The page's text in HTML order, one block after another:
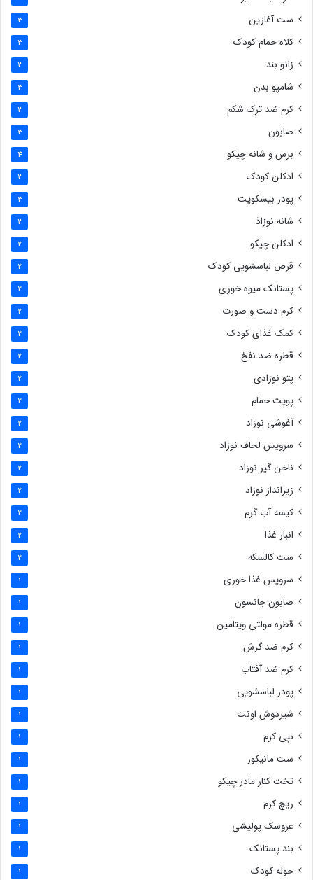
ست آغازین 3
کلاه حمام کودک 3
زانو بند 3
شامپو بدن 3
کرم ضد ترک شکم 3
صابون 3
برس و شانه چیکو 4
ادکلن کودک 3
پودر بیسکویت 3
شانه نوزاذ 3
ادکلن چیکو 2
قرص لباسشویی کودک 2
پستانک میوه خوری 2
کرم دست و صورت 2
کمک غذای کودک 2
قطره ضد نفخ 2
پتو نوزادی 2
پوپت حمام 2
آغوشی نوزاد 2
سرویس لحاف نوزاد 2
ناخن گیر نوزاد 2
زیرانداز نوزاد 2
کیسه آب گرم 2
انبار غذا 2
ست کالسکه 2
سرویس غذا خوری 1
صابون جانسون 1
قطره مولتی ویتامین 1
کرم ضد گزش 1
کرم ضد آفتاب 1
پودر لباسشویی 1
شیردوش اونت 1
نپی کرم 1
ست مانیکور 1
تخت کنار مادر چیکو 1
ریچ کرم 1
عروسک پولیشی 1
بند پستانک 1
حوله کودک 1